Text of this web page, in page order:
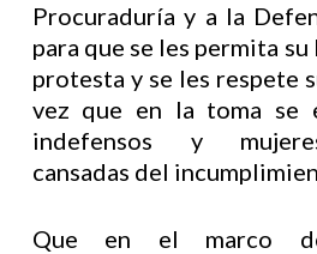
Procuraduría y a la
para que se les permita
protesta y se les respete
vez que en la toma se
indefensos y
cansadas del
Que en el marco